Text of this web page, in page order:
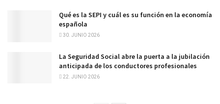
Qué es la SEPI y cuál es su función en la economía
española
30. JUNIO 2026
La Seguridad Social abre la puerta a la jubilación
anticipada de los conductores profesionales
22. JUNIO 2026